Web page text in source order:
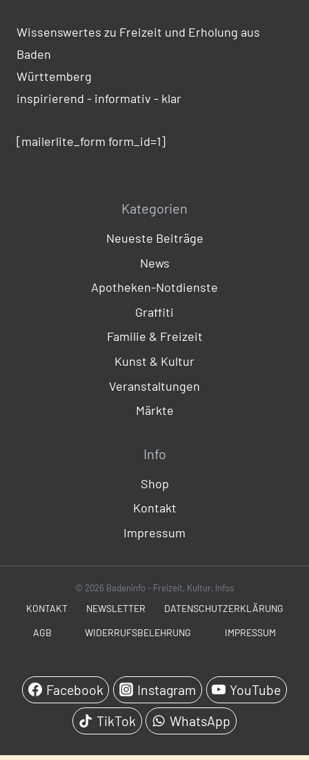
Wissenswertes zu Freizeit und Erholung aus
Baden
Württemberg
inspirierend - informativ - klar
[mailerlite_form form_id=1]
Kategorien
Neueste Beiträge
News
Apotheken-Notdienste
Graffiti
Familie & Freizeit
Kunst & Kultur
Veranstaltungen
Märkte
Info
Shop
Kontakt
Impressum
© 2026 Badeninfo - Freizeit, Kultur, Infos
KONTAKT NEWSLETTER DATENSCHUTZERKLÄRUNG
AGB WIDERRUFSBELEHRUNG IMPRESSUM
Facebook Instagram
YouTube
TikTok
WhatsApp